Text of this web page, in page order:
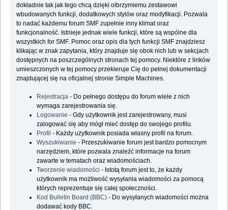
dokładnie tak jak tego chcą dzięki olbrzymiemu zestawowi
wbudowanych funkcji, dodatkowych stylów oraz modyfikacji. Pozwala
to nadać każdemu forum SMF zupełnie inny klimat oraz
funkcjonalność. Istnieje jednak wiele funkcji, które są wspólne dla
wszystkich for SMF. Pomoc oraz opis dla tych funkcji SMF znajdziesz
klikając w znak zapytania, który znajduje się obok nich lub w sekcjach
dostępnych na poszczególnych stronach tej pomocy. Niektóre z linków
umieszczonych w tej pomocy przekieruje Cię do pełnej dokumentacji
znajdującej się na oficjalnej stronie Simple Machines.
Rejestracja - Do pełnego dostępu do forum wiele z nich
wymaga zarejestrowania się.
Logowanie - Gdy użytkownik jest zarejestrowany, musi
zalogować się aby mógł mieć dostęp do swojego profilu.
Profil - Każdy użytkownik posiada własny profil na forum.
Wyszukiwanie - Przeszukiwanie forum jest bardzo pomocnym
narzędziem, które pozwala znaleźć informacje na forum
zawarte w tematach oraz wiadomościach.
Tworzenie wiadomości - Istotą forum jest to, że każdy
użytkownik ma możliwość wysyłania wiadomości za pomocą
których reprezentuje się całej społeczności.
Kod Bulletin Board (BBC) - Do wysyłanych wiadomości można
dodawać kody BBC.